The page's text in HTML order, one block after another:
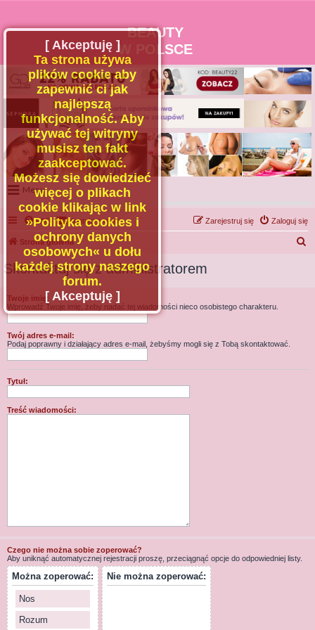
BEAUTY
W POLSCE
Menu
Portal
Facebook
Regulamin
Zapytaj administratora
Kontakt
FAQ Kontakt z nami Zaloguj się
Zarejestruj się
Strona główna
Skontaktuj się z administratorem
Twoje imię:
Wprowadź Twoje imię, żeby nadać tej wiadomości nieco osobistego charakteru.
Twój adres e-mail:
Podaj poprawny i działający adres e-mail, żebyśmy mogli się z Tobą skontaktować.
Tytuł:
Treść wiadomości:
Czego nie można sobie zoperować?
Aby uniknąć automatycznej rejestracji proszę, przeciągnąć opcje do odpowiedniej listy.
Można zoperować:
Nos
Rozum
Nie można zoperować:
[ Akceptuję ]
Ta strona używa
plików cookie aby
zapewnić ci jak
najlepszą
funkcjonalność. Aby
używać tej witryny
musisz ten fakt
zaakceptować.
Możesz się dowiedzieć
więcej o plikach
cookie klikając w link
»Polityka cookies i
ochrony danych
osobowych« u dołu
każdej strony naszego
forum.
[ Akceptuję ]